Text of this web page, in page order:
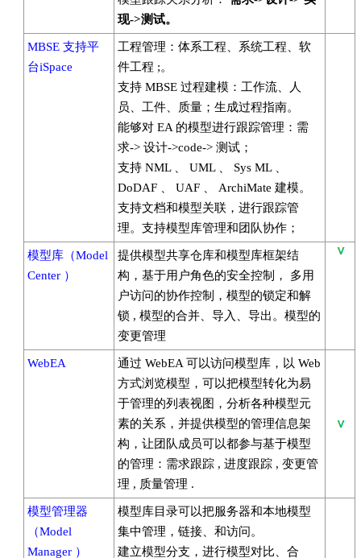
现->测试。
MBSE 支持平
台iSpace
工程管理：体系工程、系统工程、软
件工程 ;。
支持 MBSE 过程建模：工作流、人
员、工件、质量；生成过程指南。
能够对 EA 的模型进行跟踪管理：需
求-> 设计->code-> 测试；
支持 NML 、 UML 、 Sys ML 、
DoDAF 、 UAF 、 ArchiMate 建模。
支持文档和模型关联，进行跟踪管
理。支持模型库管理和团队协作；
模型库（Model
Center ）
提供模型共享仓库和模型库框架结
构，基于用户角色的安全控制， 多用
户访问的协作控制，模型的锁定和解
锁 , 模型的合并、导入、导出。模型的
变更管理
WebEA
通过 WebEA 可以访问模型库，以 Web
方式浏览模型，可以把模型转化为易
于管理的列表视图，分析各种模型元
素的关系，并提供模型的管理信息架
构，让团队成员可以都参与基于模型
的管理：需求跟踪 , 进度跟踪 , 变更管
理 , 质量管理 .
模型管理器
（Model
Manager ）
模型库目录可以把服务器和本地模型
集中管理，链接、和访问。
建立模型分支，进行模型对比、合